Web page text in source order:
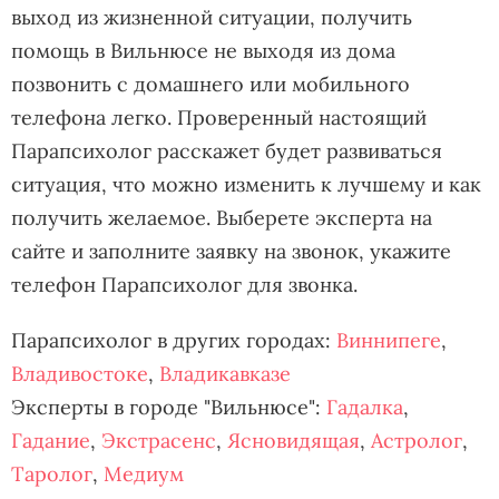
выход из жизненной ситуации, получить
помощь в Вильнюсе не выходя из дома
позвонить с домашнего или мобильного
телефона легко. Проверенный настоящий
Парапсихолог расскажет будет развиваться
ситуация, что можно изменить к лучшему и как
получить желаемое. Выберете эксперта на
сайте и заполните заявку на звонок, укажите
телефон Парапсихолог для звонка.
Парапсихолог в других городах: Виннипеге,
Владивостоке, Владикавказе
Эксперты в городе "Вильнюсе": Гадалка,
Гадание, Экстрасенс, Ясновидящая, Астролог,
Таролог, Медиум